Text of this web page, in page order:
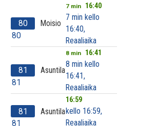
80
80
Moisio
7 min 16:40
7 min kello
16:40,
Reaaliaika
81
81
Asuntila
8 min 16:41
8 min kello
16:41,
Reaaliaika
81
81
Asuntila
16:59
kello 16:59,
Reaaliaika